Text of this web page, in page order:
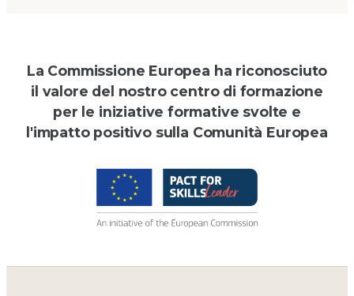
La Commissione Europea ha riconosciuto
il valore del nostro centro di formazione
per le iniziative formative svolte e
l'impatto positivo sulla Comunità Europea